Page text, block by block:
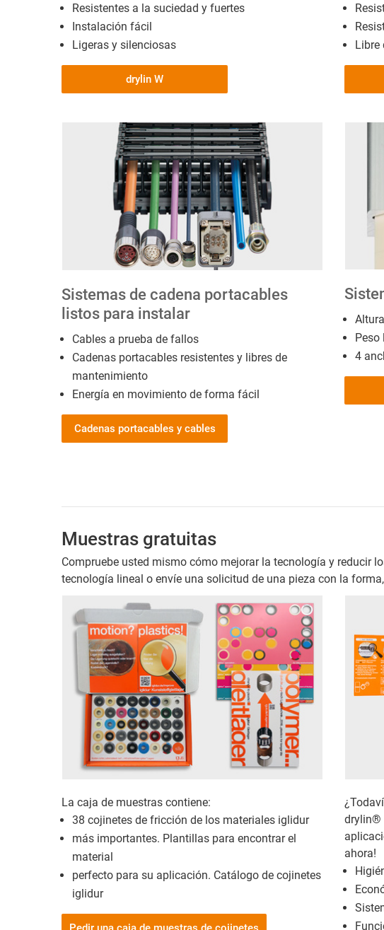
Resistentes a la suciedad y fuertes
Instalación fácil
Ligeras y silenciosas
drylin W
Libre
Sistemas de cadena portacables
listos para instalar
Cables a prueba de fallos
Cadenas portacables resistentes y libres de
mantenimiento
Energía en movimiento de forma fácil
Cadenas portacables y cables
Peso
4
Muestras gratuitas
Compruebe usted mismo cómo mejorar la tecnología y reducir
tecnología lineal o envíe una solicitud de una pieza con la
La caja de muestras contiene:
38 cojinetes de fricción de los materiales iglidur
más importantes. Plantillas para encontrar el
material
perfecto para su aplicación. Catálogo de cojinetes
iglidur
drylin®
ahora!